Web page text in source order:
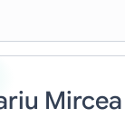
Mircea